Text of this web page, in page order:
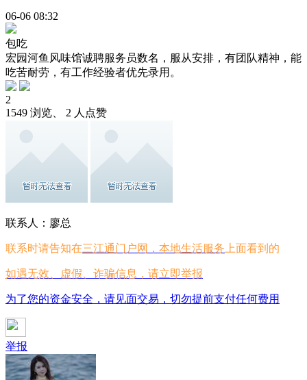
06-06 08:32
包吃
宏园河鱼风味馆诚聘服务员数名，服从安排，有团队精神，能
吃苦耐劳，有工作经验者优先录用。
2
1549 浏览、 2 人点赞
联系人：廖总
联系时请告知在三江通门户网，本地生活服务 上面看到的
如遇无效、虚假、诈骗信息，请立即举报
为了您的资金安全，请见面交易，切勿提前支付任何费用
举报